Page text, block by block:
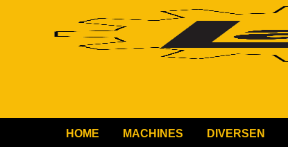
HOME MACHINES DIVERSEN